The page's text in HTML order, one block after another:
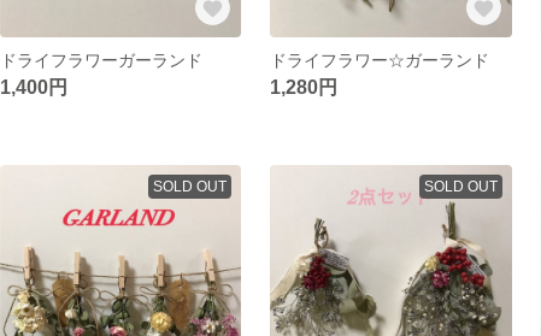
ドライフラワーガーランド
1,400円
ドライフラワー☆ガーランド
1,280円
SOLD OUT SOLD OUT